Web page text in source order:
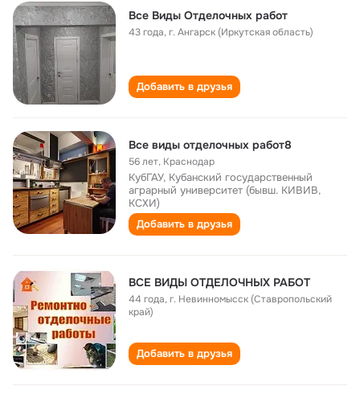
Все Виды Отделочных работ
43 года,г. Ангарск (Иркутская область)
Добавить в друзья
Все виды отделочных работ8
56 лет, Краснодар
КубГАУ, Кубанский государственный
аграрный университет (бывш. КИВИВ,
КСХИ)
Добавить в друзья
ВСЕ ВИДЫ ОТДЕЛОЧНЫХ РАБОТ
44 года,г. Невинномысск (Ставропольский
край)
Добавить в друзья